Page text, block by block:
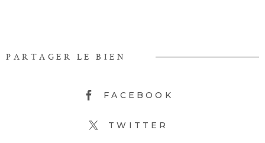
PARTAGER LE BIEN
FACEBOOK
TWITTER